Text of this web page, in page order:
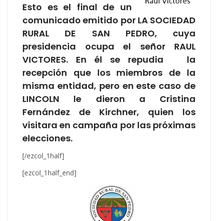
Esto es el final de un
comunicado emitido por LA SOCIEDAD
RURAL DE SAN PEDRO, cuya
presidencia ocupa el señor RAUL
VICTORES. En él se repudia la
recepción que los miembros de la
misma entidad, pero en este caso de
LINCOLN le dieron a Cristina
Fernández de Kirchner, quien los
visitara en campaña por las próximas
elecciones.
[/ezcol_1half]
[ezcol_1half_end]